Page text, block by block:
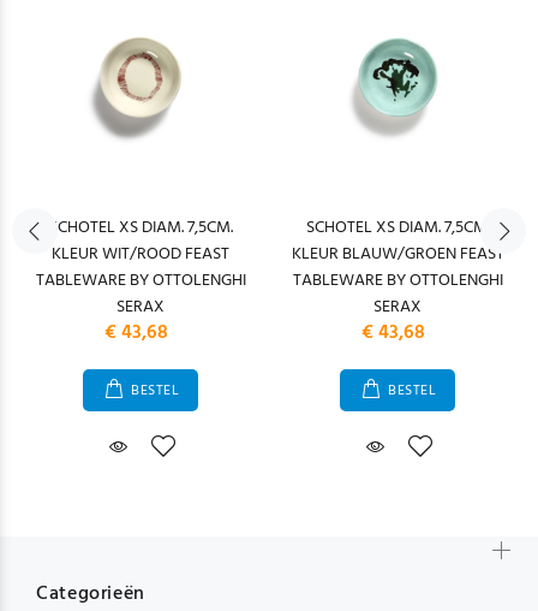
SCHOTEL XS DIAM. 7,5CM.
KLEUR WIT/ROOD FEAST
TABLEWARE BY OTTOLENGHI
SERAX
€ 43,68
BESTEL
SCHOTEL XS DIAM. 7,5CM.
KLEUR BLAUW/GROEN FEAST
TABLEWARE BY OTTOLENGHI
SERAX
€ 43,68
BESTEL
Categorieën